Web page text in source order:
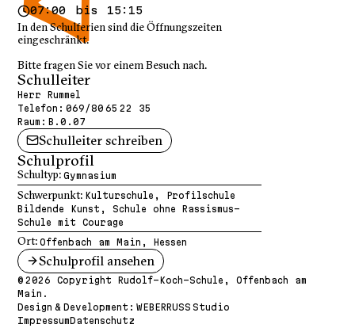
07:00 bis 15:15
In den Schulferien sind die Öffnungszeiten
eingeschränkt.
Bitte fragen Sie vor einem Besuch nach.
Schulleiter
Herr Rummel
Telefon: 069/80 65 22 35
Raum: B.0.07
Schulleiter schreiben
Schulprofil
Schultyp: Gymnasium
Schwerpunkt: Kulturschule, Profilschule
Bildende Kunst, Schule ohne Rassismus-
Schule mit Courage
Ort: Offenbach am Main, Hessen
Schulprofil ansehen
© 2026 Copyright Rudolf-Koch-Schule, Offenbach am
Main.
Design & Development: WEBERRUSS Studio
ImpressumDatenschutz